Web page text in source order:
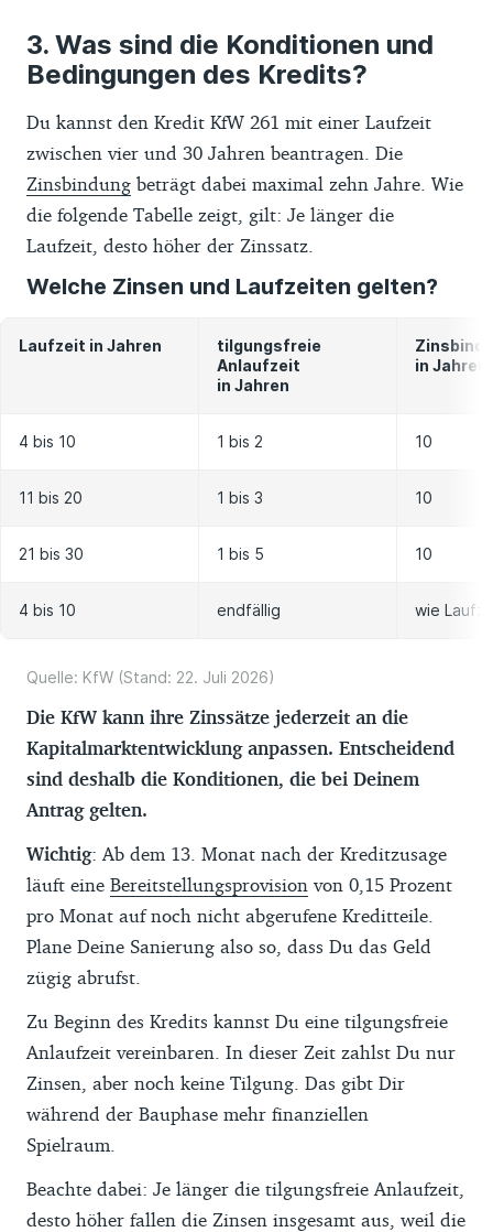
Was sind die Konditionen und
Bedingungen des Kredits?
Du kannst den Kredit KfW 261 mit einer Laufzeit
zwischen vier und 30 Jahren beantragen. Die
Zinsbindung beträgt dabei maximal zehn Jahre. Wie
die folgende Tabelle zeigt, gilt: Je länger die
Laufzeit, desto höher der Zinssatz.
Welche Zinsen und Laufzeiten gelten?
Laufzeit in Jahren
tilgungsfreie
Anlaufzeit
in Jahren
in Jahren
4 bis 10 1 bis 2 10
11 bis 20 1 bis 3 10
21 bis 30 1 bis 5 10
4 bis 10 endfällig wie
Quelle: KfW (Stand: 22. Juli 2026)
Die KfW kann ihre Zinssätze jederzeit an die
Kapitalmarktentwicklung anpassen. Entscheidend
sind deshalb die Konditionen, die bei Deinem
Antrag gelten.
Wichtig: Ab dem 13. Monat nach der Kreditzusage
läuft eine Bereitstellungsprovision von 0,15 Prozent
pro Monat auf noch nicht abgerufene Kreditteile.
Plane Deine Sanierung also so, dass Du das Geld
zügig abrufst.
Zu Beginn des Kredits kannst Du eine tilgungsfreie
Anlaufzeit vereinbaren. In dieser Zeit zahlst Du nur
Zinsen, aber noch keine Tilgung. Das gibt Dir
während der Bauphase mehr finanziellen
Spielraum.
Beachte dabei: Je länger die tilgungsfreie Anlaufzeit,
desto höher fallen die Zinsen insgesamt aus, weil die